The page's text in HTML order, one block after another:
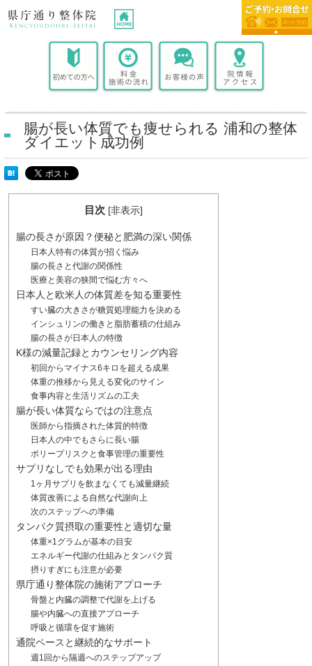
腸が長い体質でも痩せられる 浦和の整体
ダイエット成功例
目次 [非表示]
腸の長さが原因？便秘と肥満の深い関係
日本人特有の体質が招く悩み
腸の長さと代謝の関係性
医療と美容の狭間で悩む方々へ
日本人と欧米人の体質差を知る重要性
すい臓の大きさが糖質処理能力を決める
インシュリンの働きと脂肪蓄積の仕組み
腸の長さが日本人の特徴
K様の減量記録とカウンセリング内容
初回からマイナス6キロを超える成果
体重の推移から見える変化のサイン
食事内容と生活リズムの工夫
腸が長い体質ならではの注意点
医師から指摘された体質的特徴
日本人の中でもさらに長い腸
ポリープリスクと食事管理の重要性
サプリなしでも効果が出る理由
1ヶ月サプリを飲まなくても減量継続
体質改善による自然な代謝向上
次のステップへの準備
タンパク質摂取の重要性と適切な量
体重×1グラムが基本の目安
エネルギー代謝の仕組みとタンパク質
摂りすぎにも注意が必要
県庁通り整体院の施術アプローチ
骨盤と内臓の調整で代謝を上げる
腸や内臓への直接アプローチ
呼吸と循環を促す施術
通院ペースと継続的なサポート
週1回から隔週へのステップアップ